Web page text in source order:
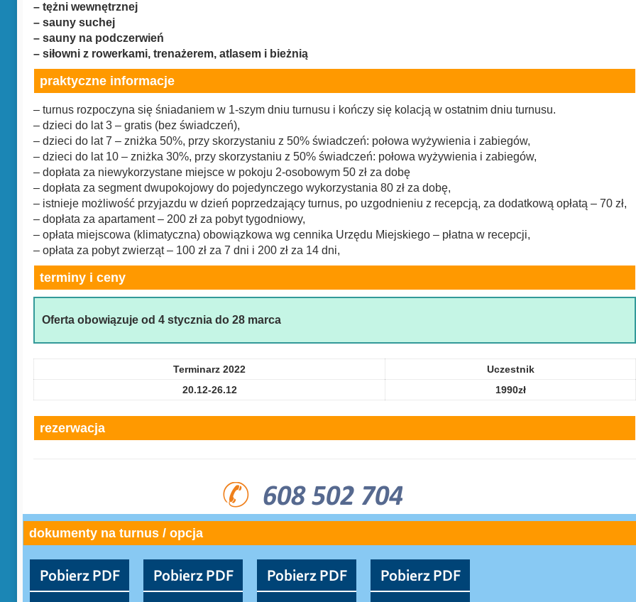
– tężni wewnętrznej
– sauny suchej
– sauny na podczerwień
– siłowni z rowerkami, trenażerem, atlasem i bieżnią
praktyczne informacje
– turnus rozpoczyna się śniadaniem w 1-szym dniu turnusu i kończy się kolacją w ostatnim dniu turnusu.
– dzieci do lat 3 – gratis (bez świadczeń),
– dzieci do lat 7 – zniżka 50%, przy skorzystaniu z 50% świadczeń: połowa wyżywienia i zabiegów,
– dzieci do lat 10 – zniżka 30%, przy skorzystaniu z 50% świadczeń: połowa wyżywienia i zabiegów,
– dopłata za niewykorzystane miejsce w pokoju 2-osobowym 50 zł za dobę
– dopłata za segment dwupokojowy do pojedynczego wykorzystania 80 zł za dobę,
– istnieje możliwość przyjazdu w dzień poprzedzający turnus, po uzgodnieniu z recepcją, za dodatkową opłatą – 70 zł,
– dopłata za apartament – 200 zł za pobyt tygodniowy,
– opłata miejscowa (klimatyczna) obowiązkowa wg cennika Urzędu Miejskiego – płatna w recepcji,
– opłata za pobyt zwierząt – 100 zł za 7 dni i 200 zł za 14 dni,
terminy i ceny
Oferta obowiązuje od 4 stycznia do 28 marca
Terminarz 2022
Uczestnik
20.12-26.12
1990zł
rezerwacja
dokumenty na turnus / opcja